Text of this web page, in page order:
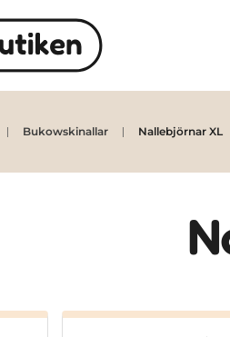
Bukowskinallar Nallebjörnar XL